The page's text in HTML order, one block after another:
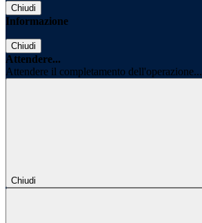
Chiudi
Informazione
Chiudi
Attendere...
Attendere il completamento dell'operazione...
Chiudi